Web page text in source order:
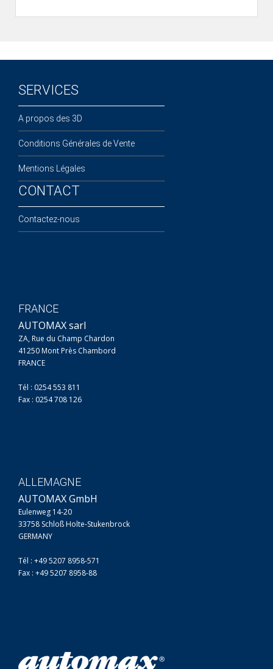
SERVICES
A propos des 3D
Conditions Générales de Vente
Mentions Légales
CONTACT
Contactez-nous
FRANCE
AUTOMAX sarl
ZA, Rue du Champ Chardon
41250 Mont Près Chambord
FRANCE
Tél : 0254 553 811
Fax : 0254 708 126
ALLEMAGNE
AUTOMAX GmbH
Eulenweg 14-20
33758 Schloß Holte-Stukenbrock
GERMANY
Tél : +49 5207 8958-571
Fax : +49 5207 8958-88